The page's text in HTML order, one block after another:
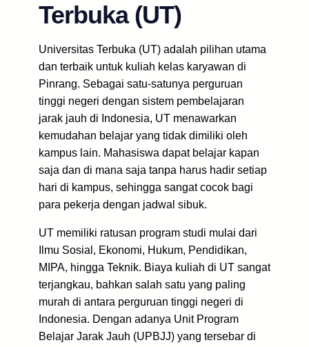
Terbuka (UT)
Universitas Terbuka (UT) adalah pilihan utama
dan terbaik untuk kuliah kelas karyawan di
Pinrang. Sebagai satu-satunya perguruan
tinggi negeri dengan sistem pembelajaran
jarak jauh di Indonesia, UT menawarkan
kemudahan belajar yang tidak dimiliki oleh
kampus lain. Mahasiswa dapat belajar kapan
saja dan di mana saja tanpa harus hadir setiap
hari di kampus, sehingga sangat cocok bagi
para pekerja dengan jadwal sibuk.
UT memiliki ratusan program studi mulai dari
Ilmu Sosial, Ekonomi, Hukum, Pendidikan,
MIPA, hingga Teknik. Biaya kuliah di UT sangat
terjangkau, bahkan salah satu yang paling
murah di antara perguruan tinggi negeri di
Indonesia. Dengan adanya Unit Program
Belajar Jarak Jauh (UPBJJ) yang tersebar di